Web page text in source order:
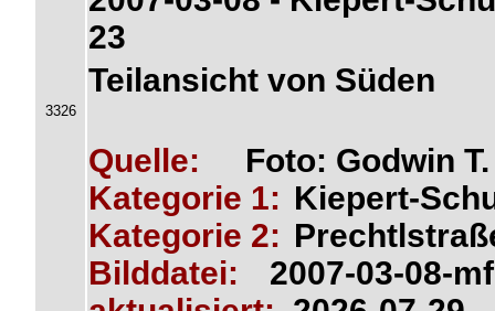
3326
23
Teilansicht von Süden
Quelle:
Foto: Godwin
Kategorie 1: Kiepert-
Kategorie 2:
Bilddatei:
2007-03-08-